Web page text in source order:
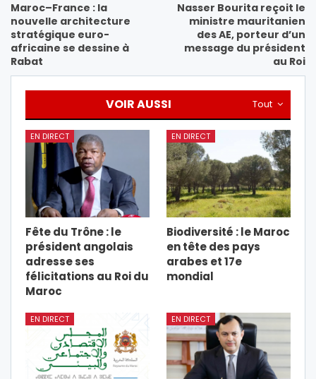
Maroc–France : la
nouvelle architecture
stratégique euro-
africaine se dessine à
Rabat
Nasser Bourita reçoit le
ministre mauritanien
des AE, porteur d’un
message du président
au Roi
Tout
VOIR AUSSI
EN DIRECT
Fête du Trône : le
président angolais
adresse ses
félicitations au Roi du
Maroc
EN DIRECT
Biodiversité : le Maroc
en tête des pays
arabes et 17e
mondial
EN DIRECT EN DIRECT